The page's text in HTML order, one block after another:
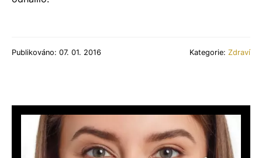
Publikováno: 07. 01. 2016 Kategorie: Zdraví